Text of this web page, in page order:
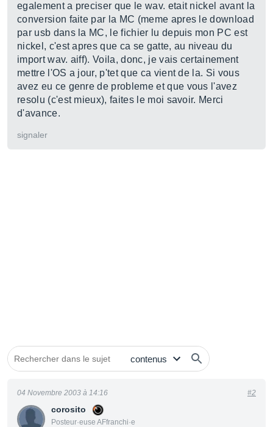
egalement a preciser que le wav. etait nickel avant la
conversion faite par la MC (meme apres le download
par usb dans la MC, le fichier lu depuis mon PC est
nickel, c'est apres que ca se gatte, au niveau du
import wav. aiff). Voila, donc, je vais certainement
mettre l'OS a jour, p'tet que ca vient de la. Si vous
avez eu ce genre de probleme et que vous l'avez
resolu (c'est mieux), faites le moi savoir. Merci
d'avance.
signaler
corosito
Posteur·euse AFfranchi·e
04 Novembre 2003 à 14:16 #2